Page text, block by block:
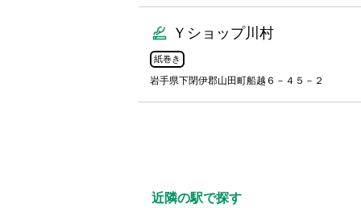
Ｙショップ川村
紙巻き
岩手県下閉伊郡山田町船越６－４５－２
近隣の駅で探す